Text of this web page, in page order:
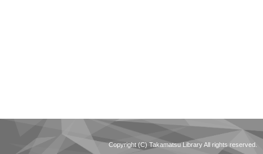
Copyright (C) Takamatsu Library All rights reserved.